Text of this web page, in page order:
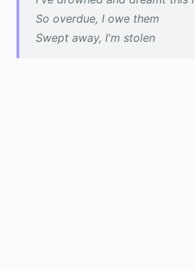
So overdue, I owe them
Swept away, I'm stolen